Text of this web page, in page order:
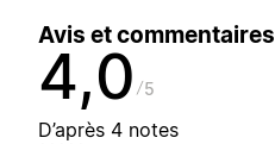
Avis et commentaires
4,0 5
D’après 4 notes